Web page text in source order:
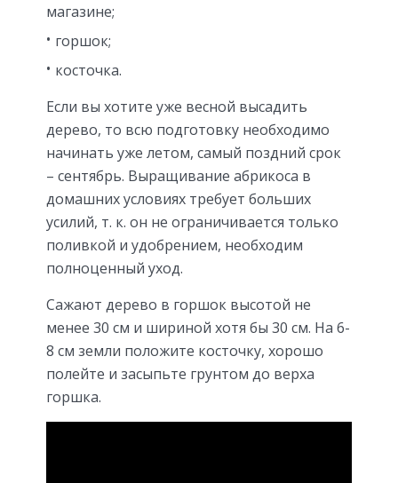
магазине;
горшок;
косточка.
Если вы хотите уже весной высадить
дерево, то всю подготовку необходимо
начинать уже летом, самый поздний срок
– сентябрь. Выращивание абрикоса в
домашних условиях требует больших
усилий, т. к. он не ограничивается только
поливкой и удобрением, необходим
полноценный уход.
Сажают дерево в горшок высотой не
менее 30 см и шириной хотя бы 30 см. На 6-
8 см земли положите косточку, хорошо
полейте и засыпьте грунтом до верха
горшка.